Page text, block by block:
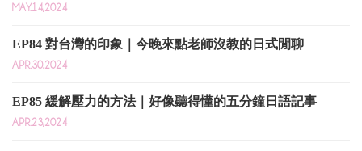
MAY.14,2024
EP84 對台灣的印象｜今晚來點老師沒教的日式閒聊
APR.30,2024
EP85 緩解壓力的方法｜好像聽得懂的五分鐘日語記事
APR.23,2024